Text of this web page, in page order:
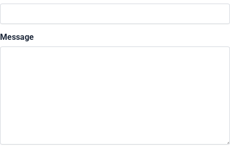
Message